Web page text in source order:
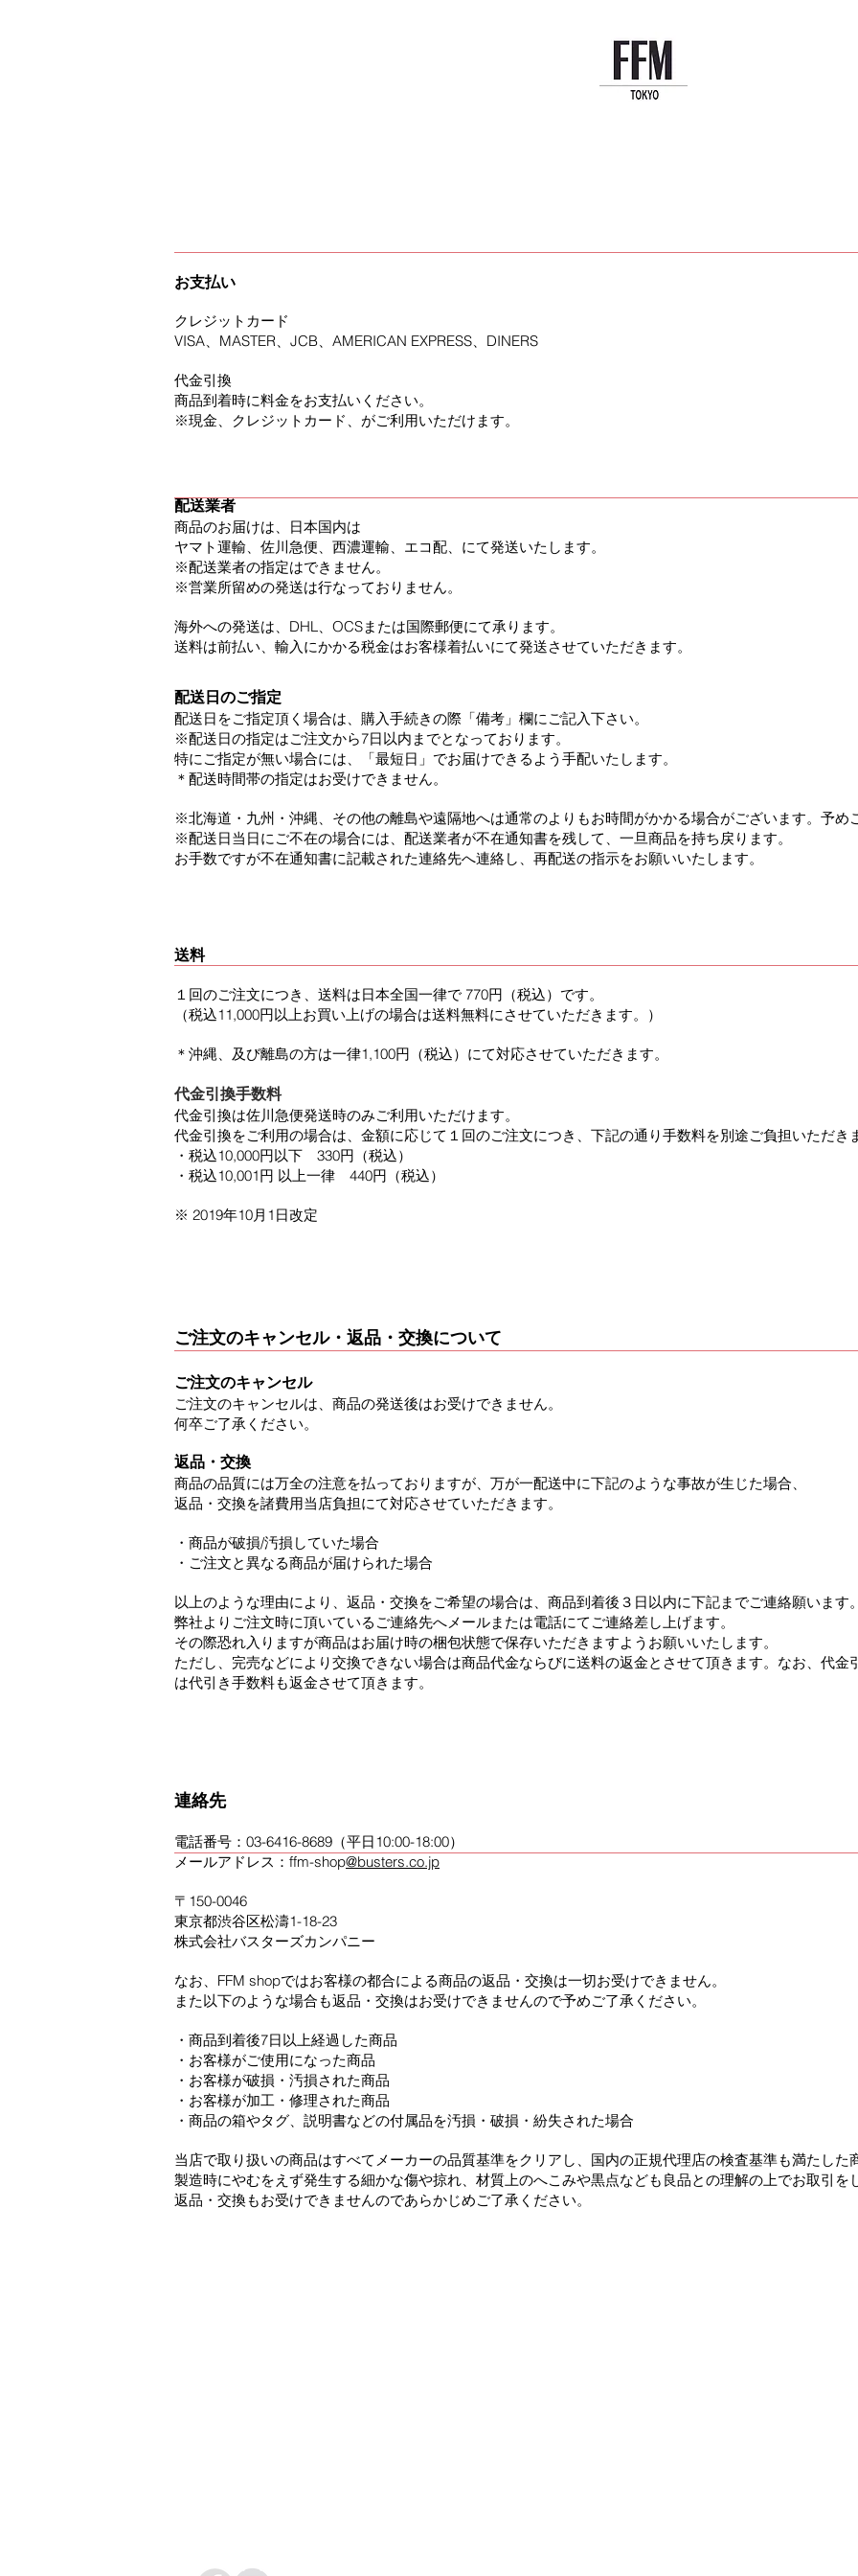
お支払い方法
クレジットカード
VISA、MASTER、JCB、AMERICAN EXPRESS、DINERS
代金引換
商品到着時に料金をお支払いください。
※現金、クレジットカード、がご利用いただけます。
配送業者
商品のお届けは、日本国内は
ヤマト運輸、佐川急便、西濃運輸、エコ配、にて発送いたします。
※配送業者の指定はできません。
※営業所留めの発送は行なっておりません。
海外への発送は、DHL、OCSまたは国際郵便にて承ります。
送料は前払い、輸入にかかる税金はお客様着払いにて発送させていただきます。
配送日のご指定
配送日をご指定頂く場合は、購入手続きの際「備考」欄にご記入下さい。
※配送日の指定はご注文から7日以内までとなっております。
特にご指定が無い場合には、「最短日」でお届けできるよう手配いたします。
＊配送時間帯の指定はお受けできません。
※北海道・九州・沖縄、その他の離島や遠隔地へは通常のよりもお時間がかかる場合がございます。予め
※配送日当日にご不在の場合には、配送業者が不在通知書を残して、一旦商品を持ち戻ります。
お手数ですが不在通知書に記載された連絡先へ連絡し、再配送の指示をお願いいたします。
送料
１回のご注文につき、送料は日本全国一律で 770円（税込）です。
（税込11,000円以上お買い上げの場合は送料無料にさせていただきます。）
＊沖縄、及び離島の方は一律1,100円（税込）にて対応させていただきます。
代金引換手数料
代金引換は佐川急便発送時のみご利用いただけます。
代金引換をご利用の場合は、金額に応じて１回のご注文につき、下記の通り手数料を別途ご負担いただき
・税込10,000円以下 330円（税込）
・税込10,001円 以上一律 440円（税込）
※ 2019年10月1日改定
ご注文のキャンセル・返品・交換について
ご注文のキャンセル
ご注文のキャンセルは、商品の発送後はお受けできません。
何卒ご了承ください。
返品・交換
商品の品質には万全の注意を払っておりますが、万が一配送中に下記のような事故が生じた場合、
返品・交換を諸費用当店負担にて対応させていただきます。
・商品が破損/汚損していた場合
・ご注文と異なる商品が届けられた場合
以上のような理由により、返品・交換をご希望の場合は、商品到着後３日以内に下記までご連絡願います
弊社よりご注文時に頂いているご連絡先へメールまたは電話にてご連絡差し上げます。
その際恐れ入りますが商品はお届け時の梱包状態で保存いただきますようお願いいたします。
ただし、完売などにより交換できない場合は商品代金ならびに送料の返金とさせて頂きます。なお、代
は代引き手数料も返金させて頂きます。
連絡先
電話番号：03-6416-8689（平日10:00-18:00）
メールアドレス：ffm-shop@busters.co.jp
〒150-0046
東京都渋谷区松濤1-18-23
株式会社バスターズカンパニー
なお、FFM shopではお客様の都合による商品の返品・交換は一切お受けできません。
また以下のような場合も返品・交換はお受けできませんので予めご了承ください。
・商品到着後7日以上経過した商品
・お客様がご使用になった商品
・お客様が破損・汚損された商品
・お客様が加工・修理された商品
・商品の箱やタグ、説明書などの付属品を汚損・破損・紛失された場合
当店で取り扱いの商品はすべてメーカーの品質基準をクリアし、国内の正規代理店の検査基準も満たした
製造時にやむをえず発生する細かな傷や掠れ、材質上のへこみや黒点なども良品との理解の上でお取引
返品・交換もお受けできませんのであらかじめご了承ください。